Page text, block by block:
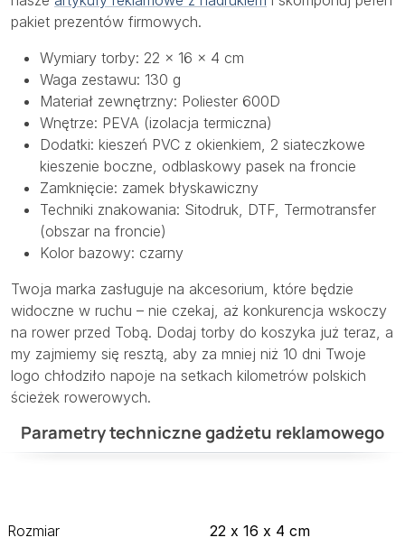
pakiet prezentów firmowych.
Wymiary torby: 22 × 16 × 4 cm
Waga zestawu: 130 g
Materiał zewnętrzny: Poliester 600D
Wnętrze: PEVA (izolacja termiczna)
Dodatki: kieszeń PVC z okienkiem, 2 siateczkowe
kieszenie boczne, odblaskowy pasek na froncie
Zamknięcie: zamek błyskawiczny
Techniki znakowania: Sitodruk, DTF, Termotransfer
(obszar na froncie)
Kolor bazowy: czarny
Twoja marka zasługuje na akcesorium, które będzie
widoczne w ruchu – nie czekaj, aż konkurencja wskoczy
na rower przed Tobą. Dodaj torby do koszyka już teraz, a
my zajmiemy się resztą, aby za mniej niż 10 dni Twoje
logo chłodziło napoje na setkach kilometrów polskich
ścieżek rowerowych.
Parametry techniczne gadżetu reklamowego
Rozmiar 22 x 16 x 4 cm